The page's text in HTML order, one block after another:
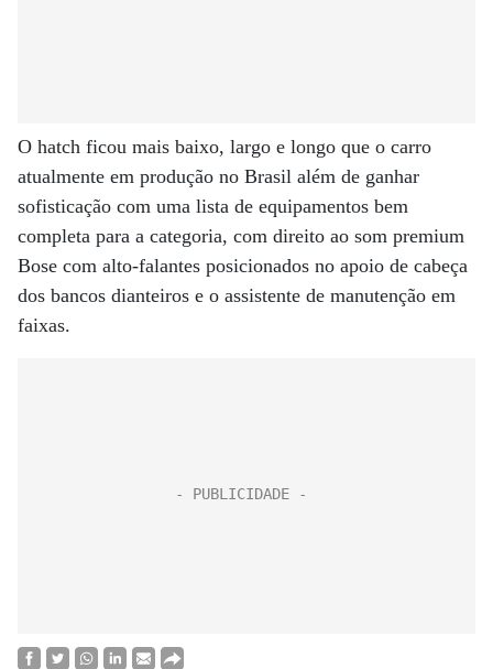
O hatch ficou mais baixo, largo e longo que o carro
atualmente em produção no Brasil além de ganhar
sofisticação com uma lista de equipamentos bem
completa para a categoria, com direito ao som premium
Bose com alto-falantes posicionados no apoio de cabeça
dos bancos dianteiros e o assistente de manutenção em
faixas.